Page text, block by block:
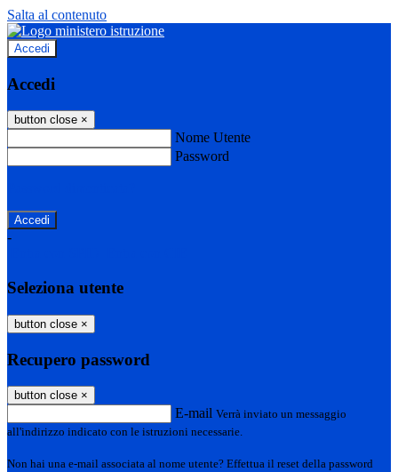
Salta al contenuto
Accedi
Accedi
button close ×
Nome Utente
Password
-
Seleziona utente
button close ×
Recupero password
button close ×
E-mail Verrà inviato un messaggio
all'indirizzo indicato con le istruzioni necessarie.
Non hai una e-mail associata al nome utente? Effettua il reset della password